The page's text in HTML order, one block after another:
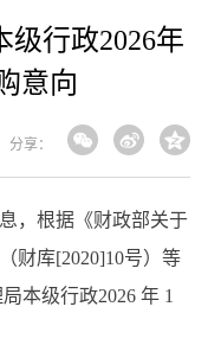
级行政2026年
意向
分享：
根据《财政部关于
财库[2020]10号）等
本级行政2026 年 1